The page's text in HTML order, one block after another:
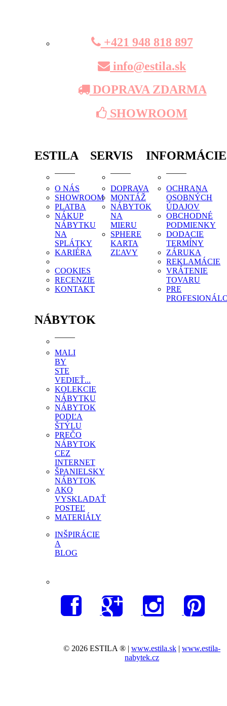
+421 948 818 897
info@estila.sk
DOPRAVA ZDARMA
SHOWROOM
ESTILA
O NÁS
SHOWROOM
PLATBA
NÁKUP
NÁBYTKU
NA
SPLÁTKY
KARIÉRA
COOKIES
RECENZIE
KONTAKT
SERVIS
DOPRAVA
MONTÁŽ
NÁBYTOK
NA
MIERU
SPHERE
KARTA
ZĽAVY
INFORMÁCIE
OCHRANA
OSOBNÝCH
ÚDAJOV
OBCHODNÉ
PODMIENKY
DODACIE
TERMÍNY
ZÁRUKA
REKLAMÁCIE
VRÁTENIE
TOVARU
PRE
NÁBYTOK
MALI
BY
STE
VEDIEŤ...
KOLEKCIE
NÁBYTKU
NÁBYTOK
PODĽA
ŠTÝLU
PREČO
NÁBYTOK
CEZ
INTERNET
ŠPANIELSKY
NÁBYTOK
AKO
VYSKLADAŤ
POSTEĽ
MATERIÁLY
INŠPIRÁCIE
A
BLOG
© 2026 ESTILA ® |www.estila.sk |www.estila-
nabytek.cz